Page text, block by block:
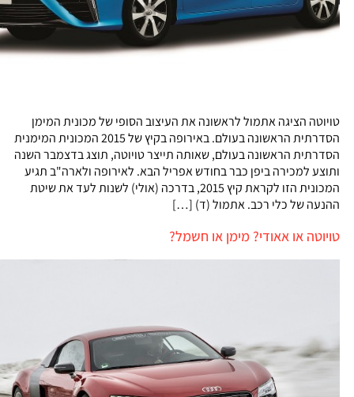
טויוטה הציגה אתמול לראשונה את העיצוב הסופי של מכונית המימן
הסדרתית הראשונה בעולם. באירופה בקיץ של 2015 המכונית המימנית
הסדרתית הראשונה בעולם, שאותה תייצר טויוטה, תוצג בדצמבר השנה
ותוצע למכירה ביפן כבר בחודש אפריל הבא. לאירופה ולארה"ב תגיע
המכונית הזו לקראת קיץ 2015, בדרכה (אולי) לשנות לעד את שיטת
ההנעה של כלי רכב. אתמול (ד) […]
טויוטה או אאודי? מימן או חשמל?